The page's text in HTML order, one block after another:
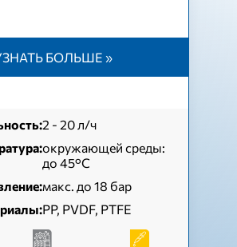
БОЛЬШЕ »
2 - 20 л/ч
окружающей среды:
до 45°C
макс. до 18 бар
PP, PVDF, PTFE